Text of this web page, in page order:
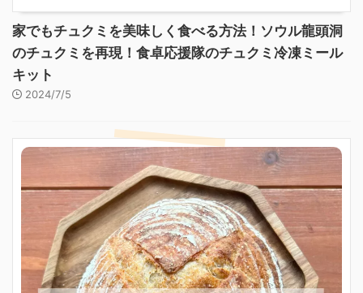
家でもチュクミを美味しく食べる方法！ソウル龍頭洞
のチュクミを再現！食卓応援隊のチュクミ冷凍ミール
キット
2024/7/5